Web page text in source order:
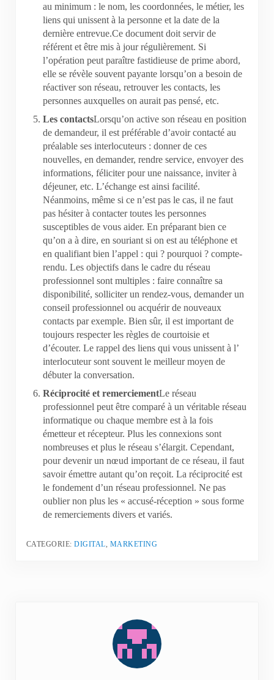
au minimum : le nom, les coordonnées, le métier, les
liens qui unissent à la personne et la date de la
dernière entrevue.Ce document doit servir de
référent et être mis à jour régulièrement. Si
l’opération peut paraître fastidieuse de prime abord,
elle se révèle souvent payante lorsqu’on a besoin de
réactiver son réseau, retrouver les contacts, les
personnes auxquelles on aurait pas pensé, etc.
Les contactsLorsqu’on active son réseau en position
de demandeur, il est préférable d’avoir contacté au
préalable ses interlocuteurs : donner de ces
nouvelles, en demander, rendre service, envoyer des
informations, féliciter pour une naissance, inviter à
déjeuner, etc. L’échange est ainsi facilité.
Néanmoins, même si ce n’est pas le cas, il ne faut
pas hésiter à contacter toutes les personnes
susceptibles de vous aider. En préparant bien ce
qu’on a à dire, en souriant si on est au téléphone et
en qualifiant bien l’appel : qui ? pourquoi ? compte-
rendu. Les objectifs dans le cadre du réseau
professionnel sont multiples : faire connaître sa
disponibilité, solliciter un rendez-vous, demander un
conseil professionnel ou acquérir de nouveaux
contacts par exemple. Bien sûr, il est important de
toujours respecter les règles de courtoisie et
d’écouter. Le rappel des liens qui vous unissent à l’
interlocuteur sont souvent le meilleur moyen de
débuter la conversation.
Réciprocité et remerciementLe réseau
professionnel peut être comparé à un véritable réseau
informatique ou chaque membre est à la fois
émetteur et récepteur. Plus les connexions sont
nombreuses et plus le réseau s’élargit. Cependant,
pour devenir un nœud important de ce réseau, il faut
savoir émettre autant qu’on reçoit. La réciprocité est
le fondement d’un réseau professionnel. Ne pas
oublier non plus les « accusé-réception » sous forme
de remerciements divers et variés.
CATEGORIE:DIGITAL MARKETING